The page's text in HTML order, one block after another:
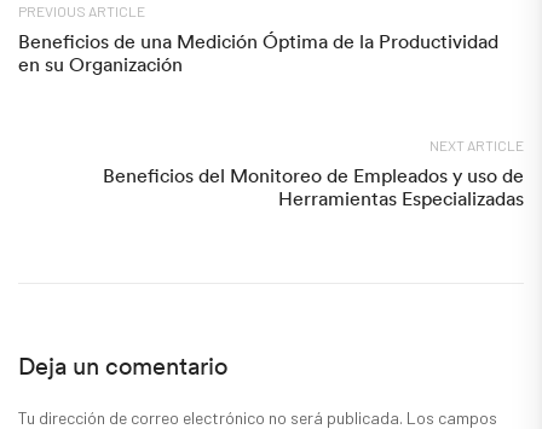
PREVIOUS ARTICLE
Beneficios de una Medición Óptima de la Productividad
en su Organización
NEXT ARTICLE
Beneficios del Monitoreo de Empleados y uso de
Herramientas Especializadas
Deja un comentario
Tu dirección de correo electrónico no será publicada. Los campos